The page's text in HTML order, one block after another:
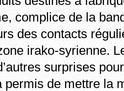
complice de la
des contacts
irako-syrienne.
surprises
permis de mettre la